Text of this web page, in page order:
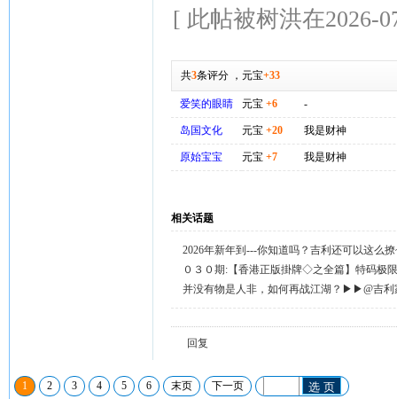
[ 此帖被树洪在2026-
共3条评分， 元宝+33
爱笑的眼睛 元宝 +6 -
岛国文化 元宝 +20 我是财神
原始宝宝 元宝 +7 我是财神
相关话题
2026年新年到---你知道吗？吉利还可以这么
天天送58元宝，只需签到就有。
０３０期:【香港正版掛牌◇之全篇】特码极
整正版◇综合资料】←已更新.
并没有物是人非，如何再战江湖？▶▶@吉利
回复留言◀◀
回复
1 2 3 4 5 6 末页 下一页 选 页